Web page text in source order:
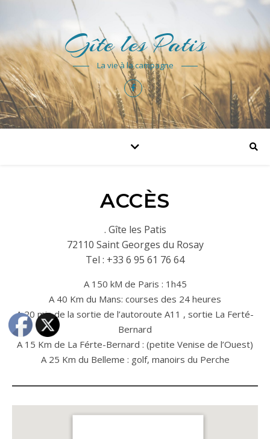
Gîte les Patis
La vie à la campagne
ACCÈS
. Gîte les Patis
72110 Saint Georges du Rosay
Tel : +33 6 95 61 76 64
A 150 kM de Paris : 1h45
A 40 Km du Mans: courses des 24 heures
A 20 min de la sortie de l’autoroute A11 , sortie La Ferté-
Bernard
A 15 Km de La Férte-Bernard : (petite Venise de l’Ouest)
A 25 Km du Belleme : golf, manoirs du Perche